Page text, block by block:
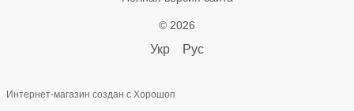
© 2026
Укр Рус
Интернет-магазин создан с Хорошоп